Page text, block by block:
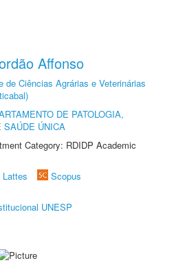
Affonso
de Ciências Agrárias e Veterinárias
DE PATOLOGIA,
SAÚDE ÚNICA
Category: RDIDP Academic
Lattes
Scopus
UNESP